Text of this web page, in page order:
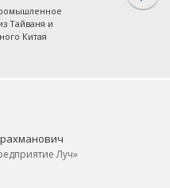
Тайваня и
Китая
Луч»